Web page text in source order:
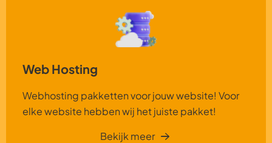
Web Hosting
Webhosting pakketten voor jouw website! Voor
elke website hebben wij het juiste pakket!
Bekijk meer